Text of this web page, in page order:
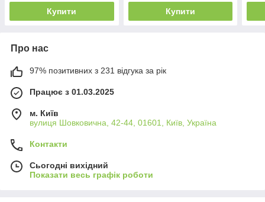
Купити Купити
Про нас
97% позитивних з 231 відгука за рік
Працює з 01.03.2025
м. Київ
вулиця Шовковична, 42-44, 01601, Київ, Україна
Контакти
Сьогодні вихідний
Показати весь графік роботи